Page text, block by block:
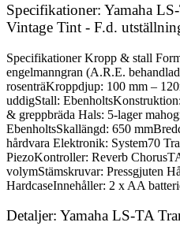
Specifikationer: Yamaha
Vintage Tint - F.d.
Specifikationer Kropp & stall
engelmanngran (A.R.E.
rosenträKroppdjup: 100 mm –
uddigStall:
& greppbräda Hals: 5-lager
EbenholtsSkallängd: 650
hårdvara Elektronik: System70
PiezoKontroller: Reverb
volymStämskruvar: Pressgjuten
HardcaseInnehåller: 2 x AA
Detaljer: Yamaha LS-TA